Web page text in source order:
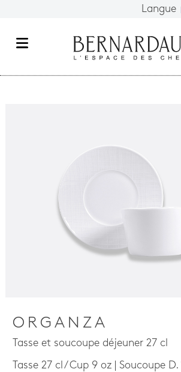
Langue
M
ORGANZA
Tasse et soucoupe déjeuner 27 cl
Tasse 27 cl / Cup 9 oz | Soucoupe D.